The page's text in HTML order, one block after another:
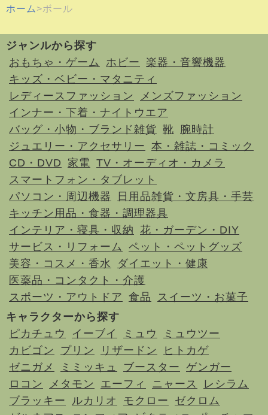
ホーム ボール
ジャンルから探す
おもちゃ・ゲーム
ホビー
楽器・音響機器
キッズ・ベビー・マタニティ
レディースファッション
メンズファッション
インナー・下着・ナイトウエア
バッグ・小物・ブランド雑貨 靴 腕時計
ジュエリー・アクセサリー 本・雑誌・コミック
CD・DVD
家電 TV・オーディオ・カメラ
スマートフォン・タブレット
パソコン・周辺機器
日用品雑貨・文房具・手芸
キッチン用品・食器・調理器具
インテリア・寝具・収納 花・ガーデン・DIY
サービス・リフォーム ペット・ペットグッズ
美容・コスメ・香水
ダイエット・健康
医薬品・コンタクト・介護
スポーツ・アウトドア 食品
スイーツ・お菓子
キャラクターから探す
ピカチュウ
イーブイ ミュウ
ミュウツー
カビゴン
プリン リザードン
ヒトカゲ
ゼニガメ
ミミッキュ ブースター ゲンガー
ロコン
メタモン エーフィ ニャース
レシラム
ブラッキー
ルカリオ モクロー
ゼクロム